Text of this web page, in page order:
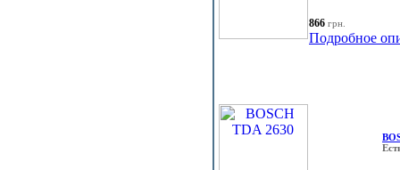
866 грн.
Подробное